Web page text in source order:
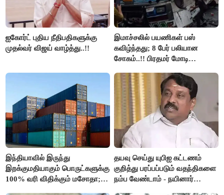
ஐகோர்ட் புதிய நீதிபதிகளுக்கு
முதல்வர் விஜய் வாழ்த்து..!!
இமாச்சலில் பயணிகள் பஸ்
கவிழ்ந்தது; 8 பேர் பலியான
சோகம்..!! பிரதமர் மோடி
இந்தியாவில் இருந்து
இறக்குமதியாகும் பொருட்களுக்கு
100% வரி விதிக்கும் மசோதா;
தயவு செய்து யுபிஐ கட்டணம்
குறித்து பரப்பப்படும் வதந்திகளை
நம்ப வேண்டாம் - நயினார்